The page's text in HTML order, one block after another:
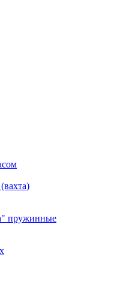
пружинные